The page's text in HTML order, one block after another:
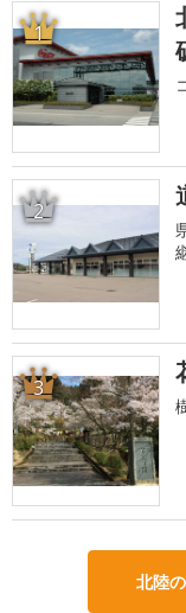
1
2
3
北陸